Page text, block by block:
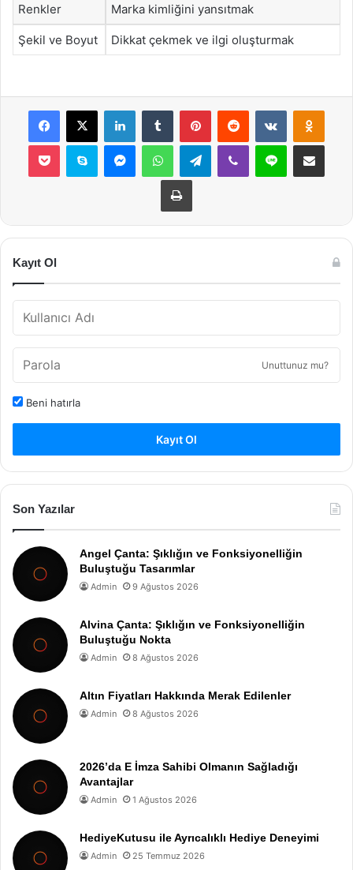
Renkler Marka kimliğini yansıtmak
Şekil ve Boyut Dikkat çekmek ve ilgi oluşturmak
Facebook
X LinkedInTumblr PinterestReddit VKontakte
Pocket Skype MessengerWhatsAppTelegramViber Line E-Posta ile
Yazdır
Kayıt Ol
Unuttunuz mu?
Beni hatırla
Kayıt Ol
Son Yazılar
Angel Çanta: Şıklığın ve Fonksiyonelliğin
Buluştuğu Tasarımlar
Admin 9 Ağustos 2026
Alvina Çanta: Şıklığın ve Fonksiyonelliğin
Buluştuğu Nokta
Admin 8 Ağustos 2026
Altın Fiyatları Hakkında Merak Edilenler
Admin 8 Ağustos 2026
2026’da E İmza Sahibi Olmanın Sağladığı
Avantajlar
Admin 1 Ağustos 2026
HediyeKutusu ile Ayrıcalıklı Hediye Deneyimi
Admin 25 Temmuz 2026